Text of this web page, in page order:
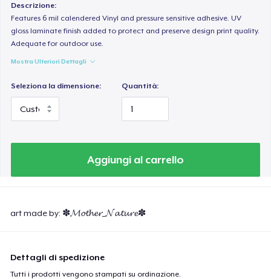
Descrizione:
Features 6 mil calendered Vinyl and pressure sensitive adhesive. UV
gloss laminate finish added to protect and preserve design print quality.
Adequate for outdoor use.
Mostra Ulteriori Dettagli
Seleziona la dimensione: Quantità:
Aggiungi al carrello
art made by: ✽𝓜𝓸𝓽𝓱𝓮𝓻_𝓝𝓪𝓽𝓾𝓻𝓮✽
Dettagli di spedizione
Tutti i prodotti vengono stampati su ordinazione.